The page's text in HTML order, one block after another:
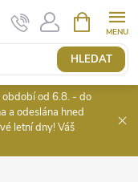
HLEDAT
NÁKUPNÍ
KOŠÍK
od 6.8. - do
a odeslána hned
letní dny! Váš